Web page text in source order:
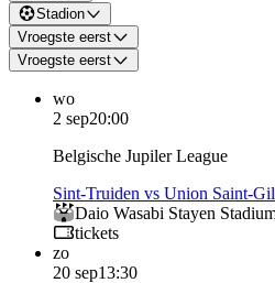
Stadion
Vroegste eerst
Vroegste eerst
wo
2 sep20:00
Belgische Jupiler League
Sint-Truiden vs Union Saint-
Daio Wasabi Stayen
tickets
zo
20 sep13:30